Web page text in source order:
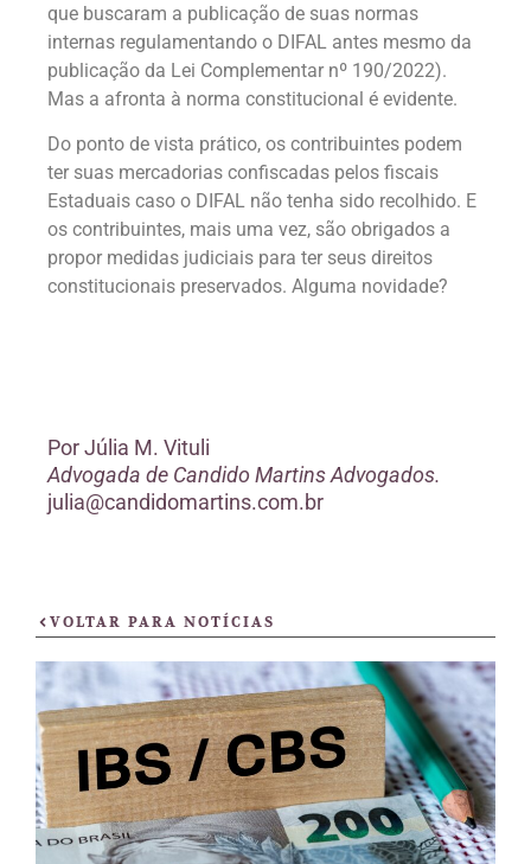
que buscaram a publicação de suas normas
internas regulamentando o DIFAL antes mesmo da
publicação da Lei Complementar nº 190/2022).
Mas a afronta à norma constitucional é evidente.
Do ponto de vista prático, os contribuintes podem
ter suas mercadorias confiscadas pelos fiscais
Estaduais caso o DIFAL não tenha sido recolhido. E
os contribuintes, mais uma vez, são obrigados a
propor medidas judiciais para ter seus direitos
constitucionais preservados. Alguma novidade?
PorJúlia M. Vituli
Advogada de Candido Martins Advogados.
julia@candidomartins.com.br
VOLTAR PARA NOTÍCIAS